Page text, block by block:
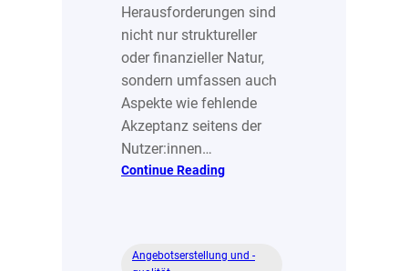
Herausforderungen sind
nicht nur struktureller
oder finanzieller Natur,
sondern umfassen auch
Aspekte wie fehlende
Akzeptanz seitens der
Nutzer:innen…
Continue Reading:
nachhaltiger
Angebotserstellung und -